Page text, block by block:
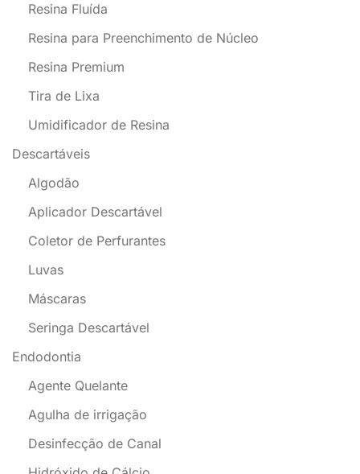
Resina Fluída
Resina para Preenchimento de Núcleo
Resina Premium
Tira de Lixa
Umidificador de Resina
Descartáveis
Algodão
Aplicador Descartável
Coletor de Perfurantes
Luvas
Máscaras
Seringa Descartável
Endodontia
Agente Quelante
Agulha de irrigação
Desinfecção de Canal